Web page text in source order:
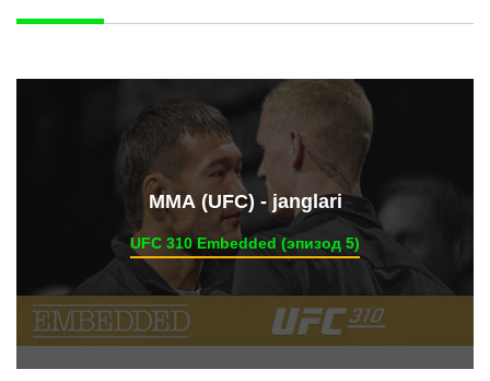
ММА (UFC) - janglari
UFC 310 Embedded (эпизод 5)